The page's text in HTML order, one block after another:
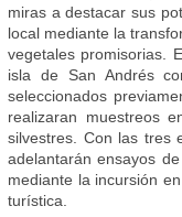
miras a destacar sus
local mediante la
vegetales promisorias.
isla de San Andrés
seleccionados
realizaran muestreos
silvestres. Con las tres
adelantarán ensayos
mediante la incursión
turística.